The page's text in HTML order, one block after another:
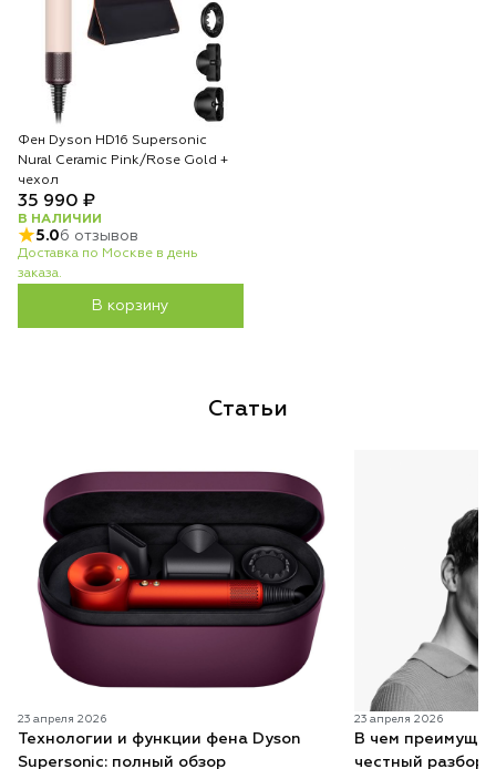
Фен Dyson HD16 Supersonic
Nural Ceramic Pink/Rose Gold +
чехол
35 990 ₽
В НАЛИЧИИ
5.06 отзывов
Доставка по Москве в день
заказа.
В корзину
Статьи
23 апреля 2026
Технологии и функции фена Dyson
Supersonic: полный обзор
23 апреля 2026
В чем
честный разбор